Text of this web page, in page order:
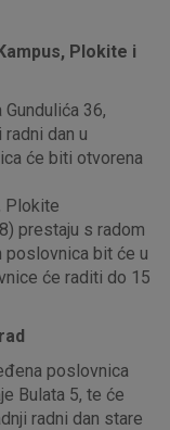
Plokite i
36,
dan u
će biti otvorena
Plokite
prestaju s radom
poslovnica bit će u
će raditi do 15
poslovnica
Bulata 5, te će
radni dan stare